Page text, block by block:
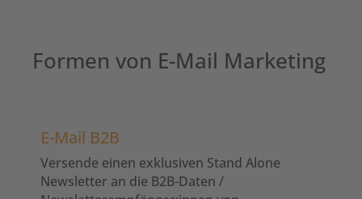
Formen von E-Mail Marketing
E-Mail B2B
Versende einen exklusiven Stand Alone
Newsletter an die B2B-Daten /